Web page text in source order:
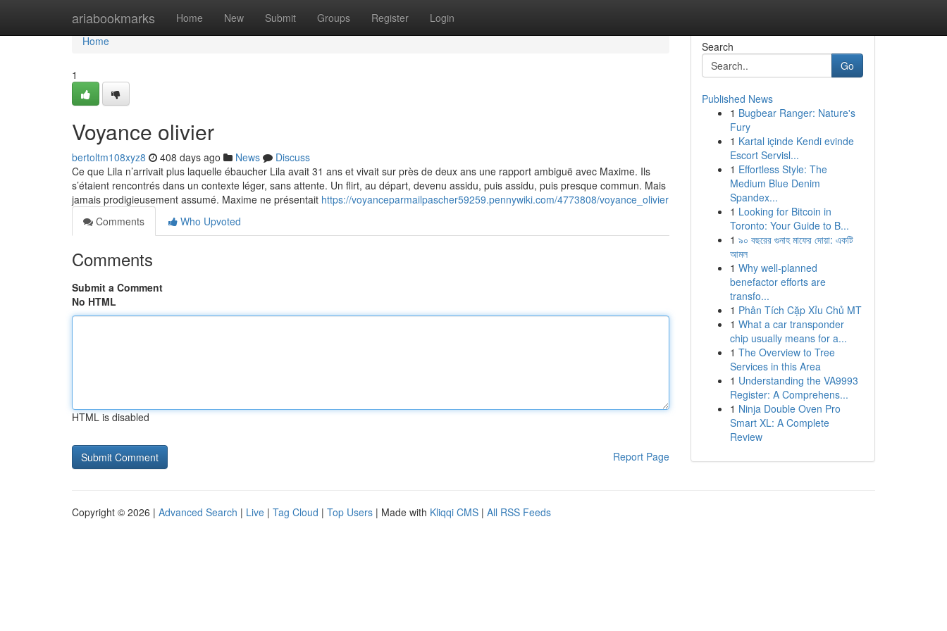
ariabookmarks Home New Submit Groups Register Login
Home
Home
1
Voyance olivier
bertoltm108xyz8 408 days ago News
Discuss
Ce que Lila n’arrivait plus laquelle ébaucher Lila avait 31 ans et vivait sur près de deux ans une rapport ambiguë avec Maxime. Ils
s’étaient rencontrés dans un contexte léger, sans attente. Un flirt, au départ, devenu assidu, puis assidu, puis presque commun. Mais
jamais prodigieusement assumé. Maxime ne présentait https://voyanceparmailpascher59259.pennywiki.com/4773808/voyance_olivier
Comments
Who Upvoted
Comments
Submit a Comment
No HTML
HTML is disabled
Report Page
Search
Go
Published News
1 Bugbear Ranger: Nature's
Fury
1 Kartal içinde Kendi evinde
Escort Servisl...
1 Effortless Style: The
Medium Blue Denim
Spandex...
1 Looking for Bitcoin in
Toronto: Your Guide to B...
1 ৯০ বছরের গুনাহ মাফের দোয়া: একটি
আমল
1 Why well-planned
benefactor efforts are
transfo...
1 Phân Tích Cặp Xỉu Chủ MT
1 What a car transponder
chip usually means for a...
1 The Overview to Tree
Services in this Area
1 Understanding the VA9993
Register: A Comprehens...
1 Ninja Double Oven Pro
Smart XL: A Complete
Review
Copyright © 2026 | Advanced Search | Live | Tag Cloud | Top Users | Made with Kliqqi CMS | All RSS Feeds